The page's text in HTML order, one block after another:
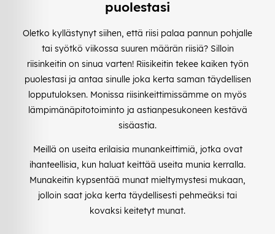
puolestasi
Oletko kyllästynyt siihen, että riisi palaa pannun pohjalle
tai syötkö viikossa suuren määrän riisiä? Silloin
riisinkeitin on sinua varten! Riisikeitin tekee kaiken työn
puolestasi ja antaa sinulle joka kerta saman täydellisen
lopputuloksen. Monissa riisinkeittimissämme on myös
lämpimänäpitotoiminto ja astianpesukoneen kestävä
sisäastia.
Meillä on useita erilaisia munankeittimiä, jotka ovat
ihanteellisia, kun haluat keittää useita munia kerralla.
Munakeitin kypsentää munat mieltymystesi mukaan,
jolloin saat joka kerta täydellisesti pehmeäksi tai
kovaksi keitetyt munat.